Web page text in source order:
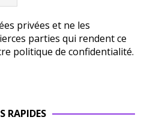
privées et ne les
parties qui rendent ce
politique de confidentialité.
RAPIDES